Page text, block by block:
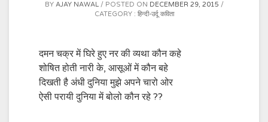
BY AJAY NAWAL POSTED ON DECEMBER 29, 2015
CATEGORY : हिन्दी-उर्दू कविता
दमन चक्र में घिरे हुए नर की व्यथा कौन कहे
शोषित होती नारी के, आसूओं में कौन बहे
दिखती है अंधी दुनिया मुझे अपने चारो ओर
ऐसी परायी दुनिया में बोलो कौन रहे ??